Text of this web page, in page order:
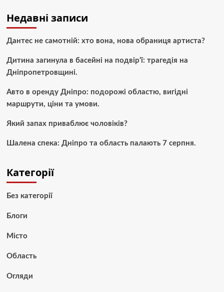
Недавні записи
Дантес не самотній: хто вона, нова обраниця артиста?
Дитина загинула в басейні на подвір’ї: трагедія на
Дніпропетровщині.
Авто в оренду Дніпро: подорожі областю, вигідні
маршрути, ціни та умови.
Який запах приваблює чоловіків?
Шалена спека: Дніпро та область палають 7 серпня.
Категорії
Без категорії
Блоги
Місто
Область
Огляди